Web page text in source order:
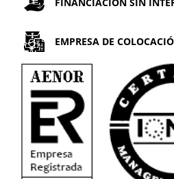
EMPRESA DE